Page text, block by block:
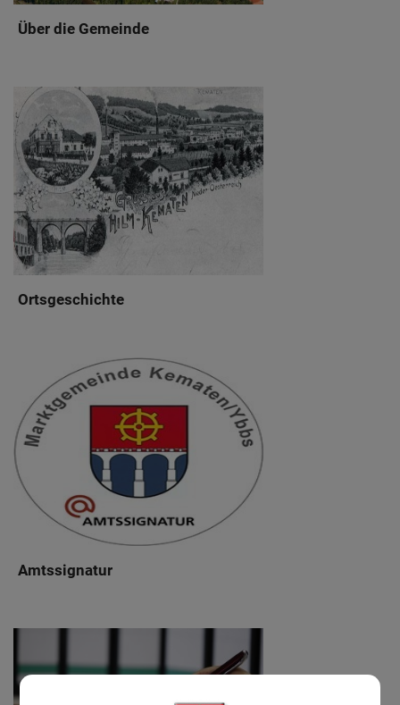
Über die Gemeinde
Ortsgeschichte
Amtssignatur